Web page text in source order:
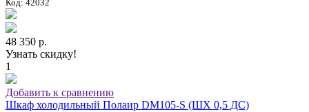
Код: 42032
48 350 р.
Узнать скидку!
1
Добавить к сравнению
Шкаф холодильный Полаир DM105-S (ШХ 0,5 ДС)